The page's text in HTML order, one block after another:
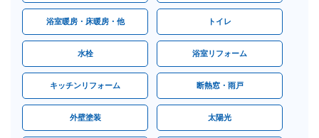
浴室暖房・床暖房・他 トイレ
水栓 浴室リフォーム
キッチンリフォーム 断熱窓・雨戸
外壁塗装 太陽光